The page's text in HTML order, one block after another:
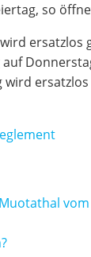
so
ersatzlos
auf
wird